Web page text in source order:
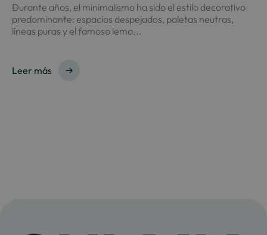
Durante años, el minimalismo ha sido el estilo decorativo
predominante: espacios despejados, paletas neutras,
líneas puras y el famoso lema...
Leer más